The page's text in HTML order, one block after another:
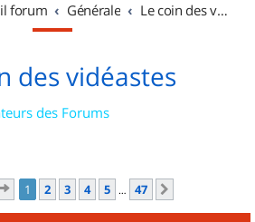
forum Générale Le coin des vidéastes
des vidéastes
des Forums
Page 1sur
1 2 3 4 5 … 47